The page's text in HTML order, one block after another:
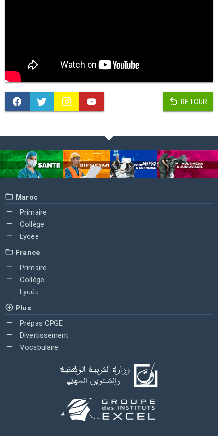
RETOUR
Maroc
Primaire
Collège
Lycée
France
Primaire
Collège
Lycée
Plus
Prépas CPGE
Divertissement
Vocabulaire